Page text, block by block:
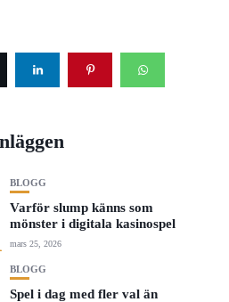
BLOGG
Varför slump känns som
mönster i digitala kasinospel
mars 25, 2026
BLOGG
Spel i dag med fler val än